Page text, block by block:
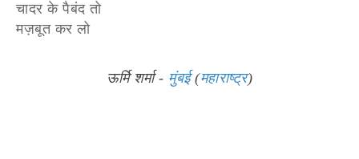
चादर के पैबंद तो
मज़बूत कर लो
ऊर्मि शर्मा - मुंबई(महाराष्ट्र)